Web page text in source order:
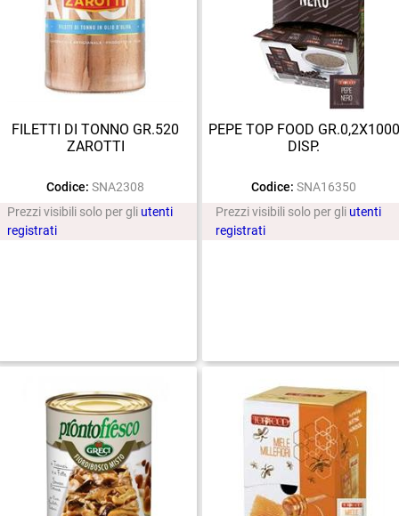
FILETTI DI TONNO GR.520
ZAROTTI
Codice: SNA2308
Prezzi visibili solo per gli utenti
registrati
PEPE TOP FOOD GR.0,2X1000
DISP.
Codice: SNA16350
Prezzi visibili solo per gli utenti
registrati